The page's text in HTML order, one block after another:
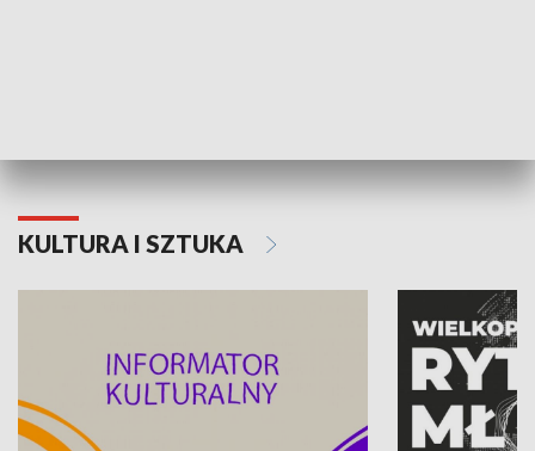
KULTURA I SZTUKA